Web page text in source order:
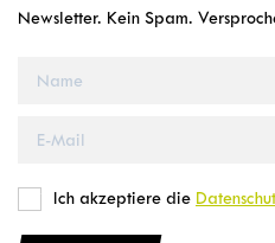
Newsletter. Kein Spam.
Ich akzeptiere die